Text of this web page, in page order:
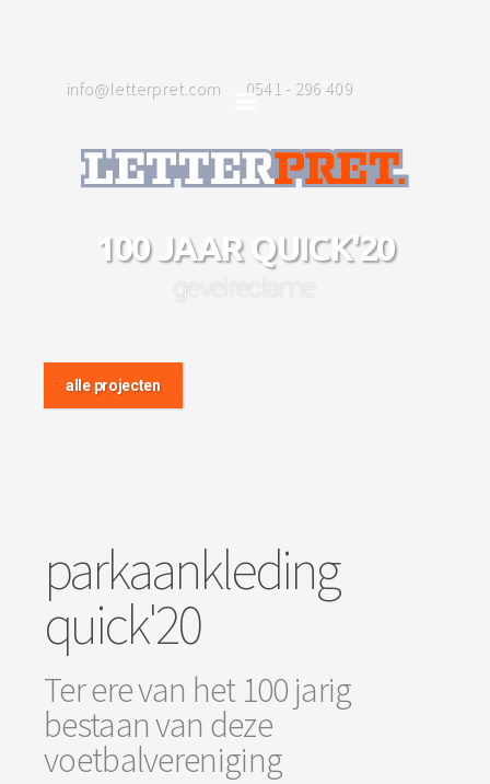
info@letterpret.com 0541 - 296 409
100 JAAR QUICK'20
gevelreclame
alle projecten
parkaankleding
quick'20
Ter ere van het 100 jarig
bestaan van deze
voetbalvereniging